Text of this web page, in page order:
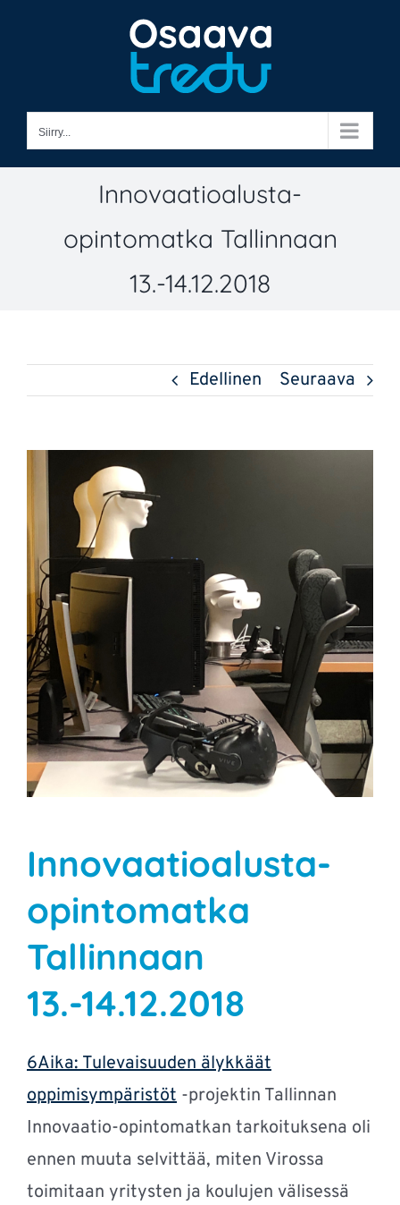
Siirry...
Innovaatioalusta-
opintomatka Tallinnaan
13.-14.12.2018
Edellinen Seuraava
Katso
kuvaa
isompana
Innovaatioalusta-
opintomatka
Tallinnaan
13.-14.12.2018
6Aika: Tulevaisuuden älykkäät
oppimisympäristöt -projektin Tallinnan
Innovaatio-opintomatkan tarkoituksena oli
ennen muuta selvittää, miten Virossa
toimitaan yritysten ja koulujen välisessä